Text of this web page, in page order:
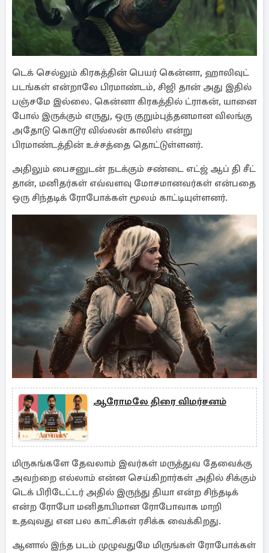
டெக் செல்லும் கிரகத்தின் பெயர் கென்னா, ஹாலிவுட்
படங்கள் என்றாலே பிரமாண்டம், சிஜி தான் அது இதில்
பஞ்சமே இல்லை. கென்னா கிரகத்தில் ட்ராகன், யானை
போல் இருக்கும் எருது, ஒரு குறும்புத்தனமான விலங்கு
அதோடு கொடூர வில்லன் காலிஸ் என்று
பிரமாண்டத்தின் உச்சத்தை தொட்டுள்ளனர்.
அதிலும் பைசனுடன் நடக்கும் சண்டை எட்ஜ் ஆப் தி சீட்
தான், மனிதர்கள் எவ்வளவு மோசமானவர்கள் என்பதை
ஒரு சிந்தடிக் ரோபோக்கள் மூலம் காட்டியுள்ளனர்.
ஆரோமலே திரை விமர்சனம்
மிருகங்களே தேவலாம் இவர்கள் மருத்துவ தேவைக்கு
அவற்றை எல்லாம் என்ன செய்கிறார்கள் அதில் சிக்கும்
டெக் பிரிடேட்டர் அதில் இருந்து தியா என்ற சிந்தடிக்
என்ற ரோபோ மனிதாபிமான ரோபோவாக மாறி
உதவுவது என பல காட்சிகள் ரசிக்க வைக்கிறது.
ஆனால் இந்த படம் முழுவதுமே மிருங்கள் ரோபோக்கள்